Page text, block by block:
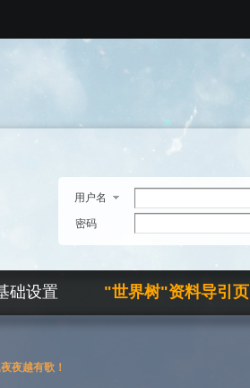
用户名
密码
础设置 "世界树"资料导引页
夜越有歌！